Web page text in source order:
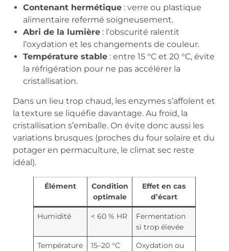
Contenant hermétique : verre ou plastique
alimentaire refermé soigneusement.
Abri de la lumière : l’obscurité ralentit
l’oxydation et les changements de couleur.
Température stable : entre 15 °C et 20 °C, évite
la réfrigération pour ne pas accélérer la
cristallisation.
Dans un lieu trop chaud, les enzymes s’affolent et
la texture se liquéfie davantage. Au froid, la
cristallisation s’emballe. On évite donc aussi les
variations brusques (proches du four solaire et du
potager en permaculture, le climat sec reste
idéal).
Élément
Condition
optimale
Effet en cas
d’écart
Humidité < 60 % HR
Fermentation
si trop élevée
Température
15–20 °C
Oxydation ou